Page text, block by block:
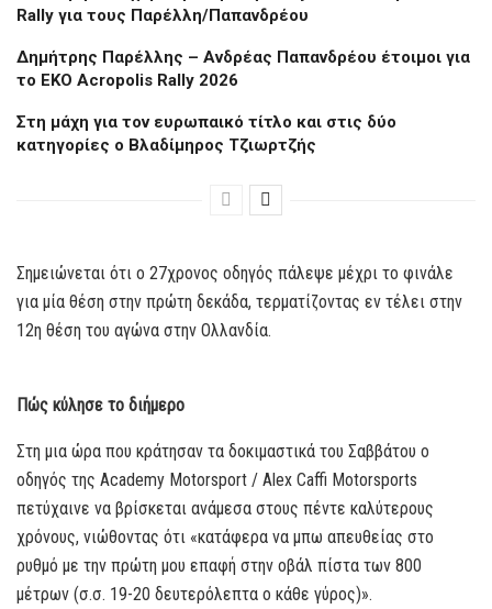
Rally για τους Παρέλλη/Παπανδρέου
Δημήτρης Παρέλλης – Ανδρέας Παπανδρέου έτοιμοι για
το EKO Acropolis Rally 2026
Στη μάχη για τον ευρωπαικό τίτλο και στις δύο
κατηγορίες ο Βλαδίμηρος Τζιωρτζής
Σημειώνεται ότι ο 27χρονος οδηγός πάλεψε μέχρι το φινάλε
για μία θέση στην πρώτη δεκάδα, τερματίζοντας εν τέλει στην
12η θέση του αγώνα στην Ολλανδία.
Πώς κύλησε το διήμερο
Στη μια ώρα που κράτησαν τα δοκιμαστικά του Σαββάτου ο
οδηγός της Academy Motorsport / Alex Caffi Motorsports
πετύχαινε να βρίσκεται ανάμεσα στους πέντε καλύτερους
χρόνους, νιώθοντας ότι «κατάφερα να μπω απευθείας στο
ρυθμό με την πρώτη μου επαφή στην οβάλ πίστα των 800
μέτρων (σ.σ. 19-20 δευτερόλεπτα ο κάθε γύρος)».